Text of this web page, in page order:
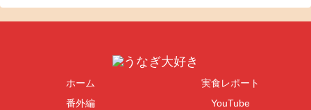
ホーム
実食レポート
番外編
YouTube